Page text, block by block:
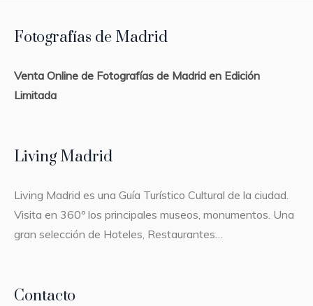
Fotografías de Madrid
Venta Online de Fotografías de Madrid en Edición
Limitada
Living Madrid
Living Madrid es una Guía Turístico Cultural de la ciudad.
Visita en 360º los principales museos, monumentos. Una
gran selección de Hoteles, Restaurantes…
Contacto